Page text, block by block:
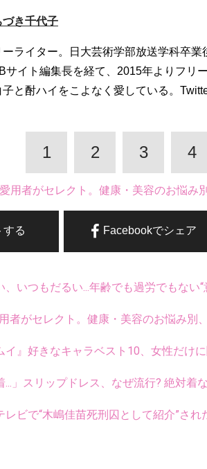
づき千代子
ーライター。日大芸術学部放送学科卒業
サイト編集長を経て、2015年よりフリ
子と酎ハイをこよなく愛している。
1 2 3 4
用者がセレクト。健康・美容のお悩み
Facebookでシェア
する
いつもだるい...年齢でも過労でもない
者がセレクト。健康・美容のお悩み別
』好きなキャラベスト10、女性だけ
」スリップドレス、なぜ流行? 絶対着
ビで“木嶋佳苗死刑囚として紹介”され